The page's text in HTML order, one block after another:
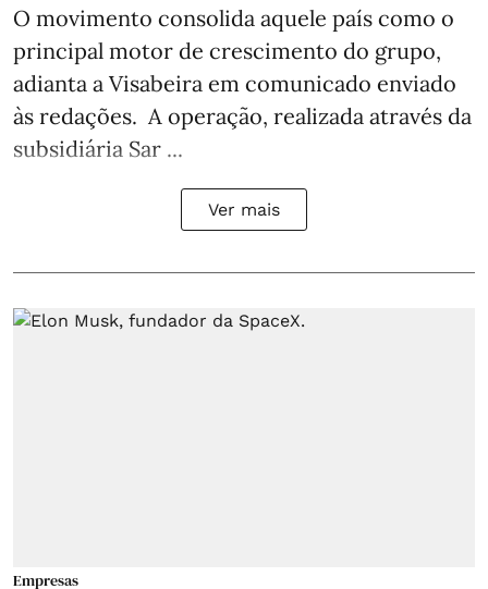
O movimento consolida aquele país como o
principal motor de crescimento do grupo,
adianta a Visabeira em comunicado enviado
às redações. A operação, realizada através da
subsidiária Sar ...
Ver mais
Empresas